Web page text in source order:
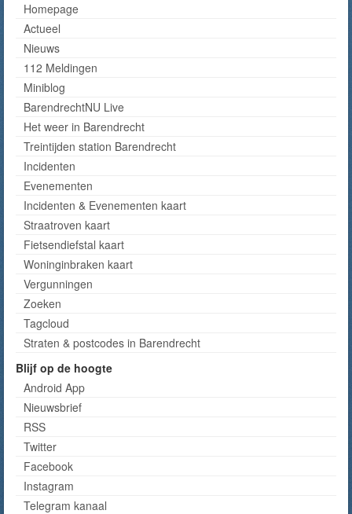
Homepage
Actueel
Nieuws
112 Meldingen
Miniblog
BarendrechtNU Live
Het weer in Barendrecht
Treintijden station Barendrecht
Incidenten
Evenementen
Incidenten & Evenementen kaart
Straatroven kaart
Fietsendiefstal kaart
Woninginbraken kaart
Vergunningen
Zoeken
Tagcloud
Straten & postcodes in Barendrecht
Blijf op de hoogte
Android App
Nieuwsbrief
RSS
Twitter
Facebook
Instagram
Telegram kanaal